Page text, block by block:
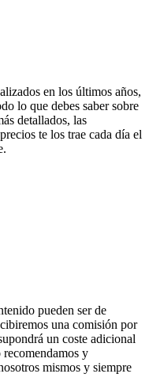
en los últimos años,
lo que debes saber sobre
detallados, las
te los trae cada día el
pueden ser de
una comisión por
un coste adicional
y
mismos y siempre